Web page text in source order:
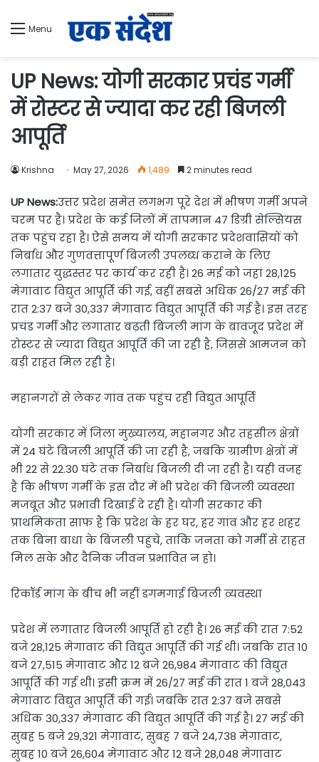
Menu
UP News: योगी सरकार प्रचंड गर्मी
में रोस्टर से ज्यादा कर रही बिजली
आपूर्ति
Krishna May 27, 2026 1,489 2 minutes read
UP News:उत्तर प्रदेश समेत लगभग पूरे देश में भीषण गर्मी अपने
चरम पर है। प्रदेश के कई जिलों में तापमान 47 डिग्री सेल्सियस
तक पहुंच रहा है। ऐसे समय में योगी सरकार प्रदेशवासियों को
निर्बाध और गुणवत्तापूर्ण बिजली उपलब्ध कराने के लिए
लगातार युद्धस्तर पर कार्य कर रही है। 26 मई को जहां 28,125
मेगावाट विद्युत आपूर्ति की गई, वहीं सबसे अधिक 26/27 मई की
रात 2:37 बजे 30,337 मेगावाट विद्युत आपूर्ति की गई है। इस तरह
प्रचंड गर्मी और लगातार बढ़ती बिजली मांग के बावजूद प्रदेश में
रोस्टर से ज्यादा विद्युत आपूर्ति की जा रही है, जिससे आमजन को
बड़ी राहत मिल रही है।
महानगरों से लेकर गांव तक पहुंच रही विद्युत आपूर्ति
योगी सरकार में जिला मुख्यालय, महानगर और तहसील क्षेत्रों
में 24 घंटे बिजली आपूर्ति की जा रही है, जबकि ग्रामीण क्षेत्रों में
भी 22 से 22.30 घंटे तक निर्बाध बिजली दी जा रही है। यही वजह
है कि भीषण गर्मी के इस दौर में भी प्रदेश की बिजली व्यवस्था
मजबूत और प्रभावी दिखाई दे रही है। योगी सरकार की
प्राथमिकता साफ है कि प्रदेश के हर घर, हर गांव और हर शहर
तक बिना बाधा के बिजली पहुंचे, ताकि जनता को गर्मी से राहत
मिल सके और दैनिक जीवन प्रभावित न हो।
रिकॉर्ड मांग के बीच भी नहीं डगमगाई बिजली व्यवस्था
प्रदेश में लगातार बिजली आपूर्ति हो रही है। 26 मई की रात 7:52
बजे 28,125 मेगावाट की विद्युत आपूर्ति की गई थी। जबकि रात 10
बजे 27,515 मेगावाट और 12 बजे 26,984 मेगावाट की विद्युत
आपूर्ति की गई थी। इसी क्रम में 26/27 मई की रात 1 बजे 28,043
मेगावाट विद्युत आपूर्ति की गई। जबकि रात 2:37 बजे सबसे
अधिक 30,337 मेगावाट की विद्युत आपूर्ति की गई है। 27 मई की
सुबह 5 बजे 29,321 मेगावाट, सुबह 7 बजे 24,738 मेगावाट,
सुबह 10 बजे 26,604 मेगावाट और 12 बजे 28,048 मेगावाट